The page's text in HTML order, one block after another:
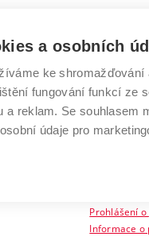
VYSOKÉ
602 00
Prohlášení
Informace o
a osobních
ke
fungování funkcí ze
a reklam. Se souhlasem
údaje pro